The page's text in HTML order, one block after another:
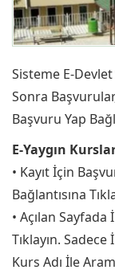
Sisteme E-Devlet
Sonra
Başvuru Yap
E-Yaygın
• Kayıt İçin
Bağlantısına
• Açılan
Tıklayın.
Kurs Adı İle